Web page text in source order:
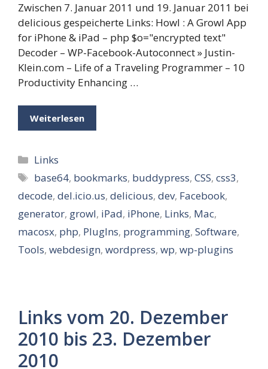
Zwischen 7. Januar 2011 und 19. Januar 2011 bei
delicious gespeicherte Links: Howl : A Growl App
for iPhone & iPad – php $o="encrypted text"
Decoder – WP-Facebook-Autoconnect » Justin-
Klein.com – Life of a Traveling Programmer – 10
Productivity Enhancing …
Weiterlesen
Kategorien
Links
Schlagwörter
base64, bookmarks, buddypress,CSS,css3,
decode, del.icio.us, delicious, dev, Facebook,
generator, growl, iPad, iPhone, Links, Mac,
macosx, php, PlugIns, programming, Software,
Tools, webdesign, wordpress, wp, wp-plugins
Links vom 20. Dezember
2010 bis 23. Dezember
2010